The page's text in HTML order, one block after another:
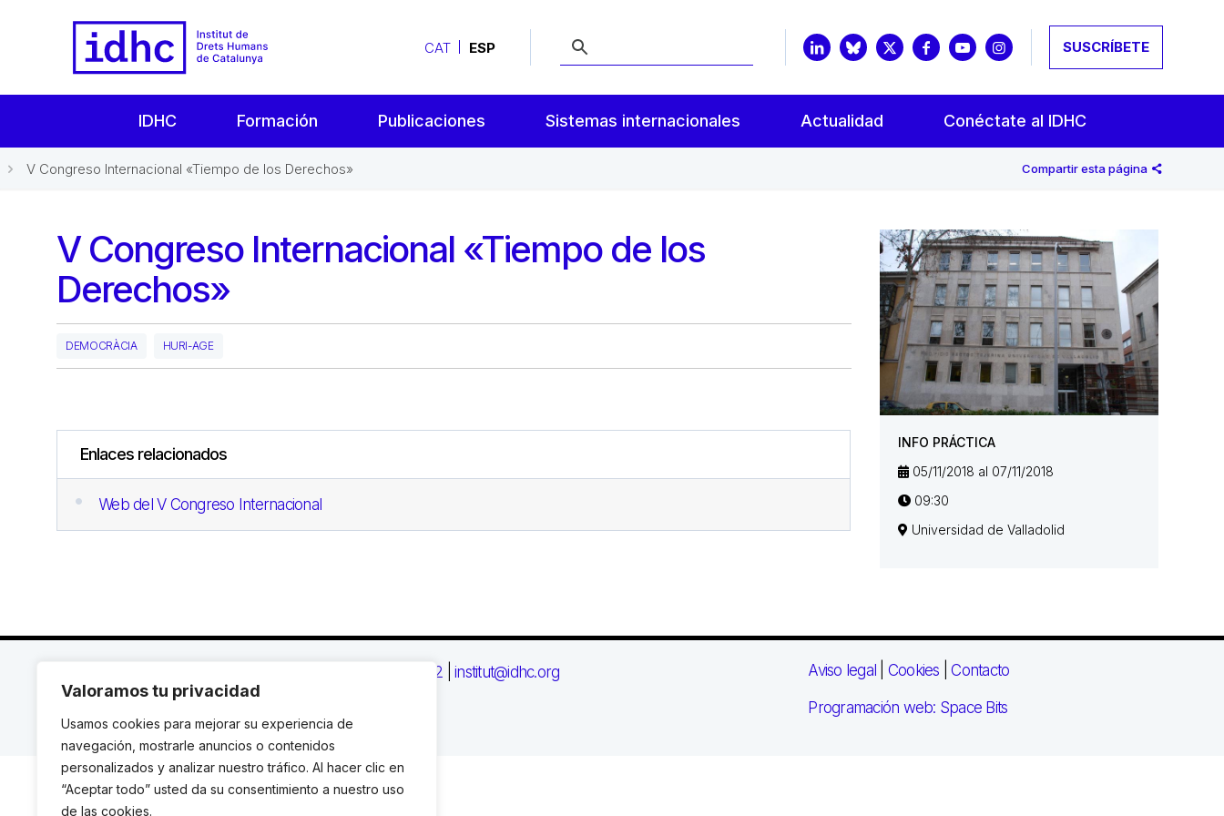
Valoramos tu privacidad
Usamos cookies para mejorar su experiencia de
navegación, mostrarle anuncios o contenidos
personalizados y analizar nuestro tráfico. Al hacer clic en
“Aceptar todo” usted da su consentimiento a nuestro uso
de las cookies.
CAT ESP SUSCRÍBETE
IDHC Formación Publicaciones Sistemas internacionales Actualidad Conéctate al IDHC
V Congreso Internacional «Tiempo de los Derechos» Compartir esta página
V Congreso Internacional «Tiempo de los
Derechos»
DEMOCRÀCIA HURI-AGE
Enlaces relacionados
Web del V Congreso Internacional
INFO PRÁCTICA
05/11/2018 al 07/11/2018
09:30
Universidad de Valladolid
T.: +34 93 119 03 72 institut@idhc.org Aviso legal Cookies |Contacto
Programación web: Space Bits